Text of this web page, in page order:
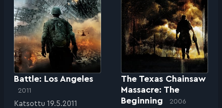
Battle: Los Angeles
2011
Katsottu 19.5.2011
The Texas Chainsaw
Massacre: The
Beginning
2006